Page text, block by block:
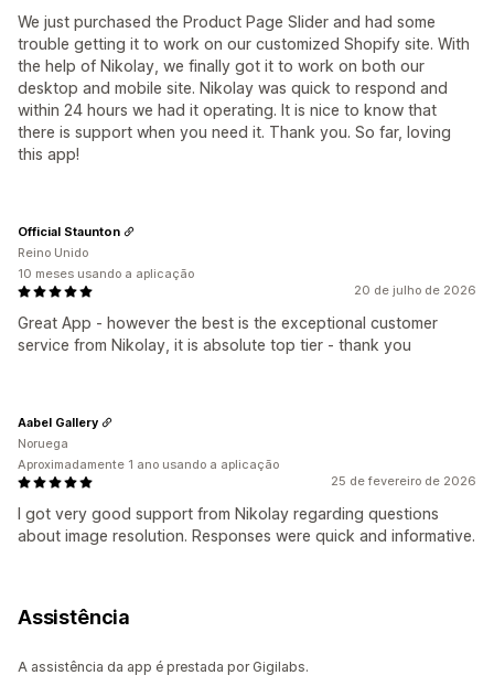
We just purchased the Product Page Slider and had some
trouble getting it to work on our customized Shopify site. With
the help of Nikolay, we finally got it to work on both our
desktop and mobile site. Nikolay was quick to respond and
within 24 hours we had it operating. It is nice to know that
there is support when you need it. Thank you. So far, loving
this app!
20 de julho de 2026
Great App - however the best is the exceptional customer
service from Nikolay, it is absolute top tier - thank you
Official Staunton
Reino Unido
10 meses usando a aplicação
25 de fevereiro de 2026
I got very good support from Nikolay regarding questions
about image resolution. Responses were quick and informative.
Aabel Gallery
Noruega
Aproximadamente 1 ano usando a aplicação
Assistência
A assistência da app é prestada por Gigilabs.